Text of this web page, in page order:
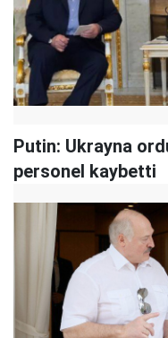
Putin: Ukrayna
personel kaybetti